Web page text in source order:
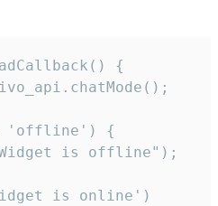
{
'offline') {
is offline");
is online')